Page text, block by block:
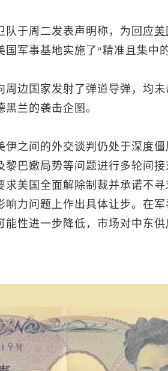
于周二发表声明称，为回应美
军事基地实施了“精准且集中
周边国家发射了弹道导弹，均
兰的袭击企图。
伊之间的外交谈判仍处于深度
黎巴嫩局势等问题进行多轮间
美国全面解除制裁并承诺不
响力问题上作出具体让步。在
能性进一步降低，市场对中东